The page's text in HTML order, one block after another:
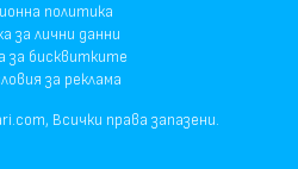
политика
за лични данни
за бисквитките
за реклама
Всички права запазени.